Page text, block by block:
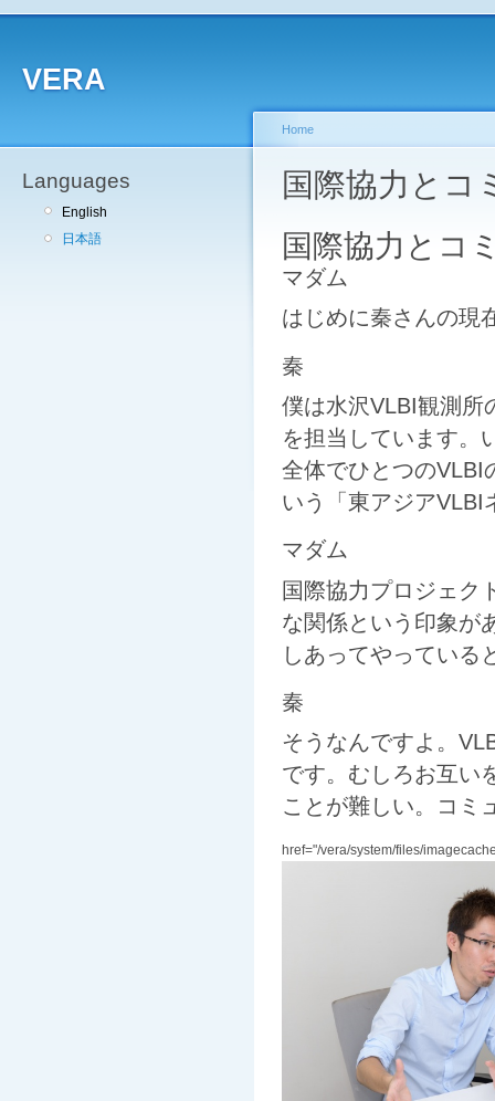
VERA
Languages
English
日本語
Home
国際協力とコ
国際協力とコ
マダム
はじめに秦さんの現
秦
僕は水沢VLBI観測所
を担当しています。
全体でひとつのVLBI
いう「東アジアVLBI
マダム
国際協力プロジェク
な関係という印象が
しあってやっている
秦
そうなんですよ。
です。むしろお互い
ことが難しい。コミ
href="/vera/system/files/